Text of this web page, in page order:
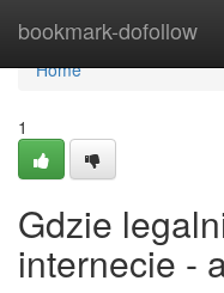
bookmark-dofollow
Home
Home
1
Gdzie
internecie -